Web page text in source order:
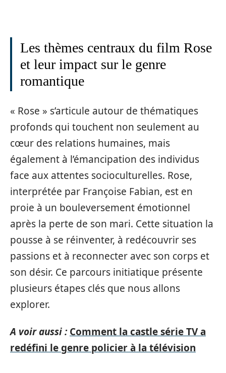
Les thèmes centraux du film Rose
et leur impact sur le genre
romantique
« Rose » s’articule autour de thématiques
profonds qui touchent non seulement au
cœur des relations humaines, mais
également à l’émancipation des individus
face aux attentes socioculturelles. Rose,
interprétée par Françoise Fabian, est en
proie à un bouleversement émotionnel
après la perte de son mari. Cette situation la
pousse à se réinventer, à redécouvrir ses
passions et à reconnecter avec son corps et
son désir. Ce parcours initiatique présente
plusieurs étapes clés que nous allons
explorer.
A voir aussi : Comment la castle série TV a
redéfini le genre policier à la télévision